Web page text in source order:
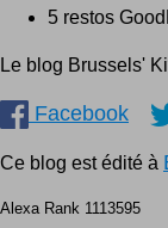
5 restos
Le blog Brussels'
Facebook
Ce blog est édité à
Alexa Rank 1113595